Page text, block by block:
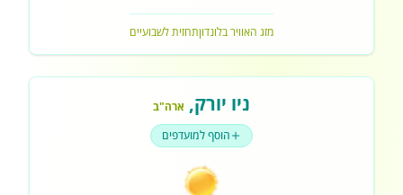
מזג האוויר בלונדוןתחזית לשבועיים
ניו יורק, ארה"ב
הוסף למועדפים